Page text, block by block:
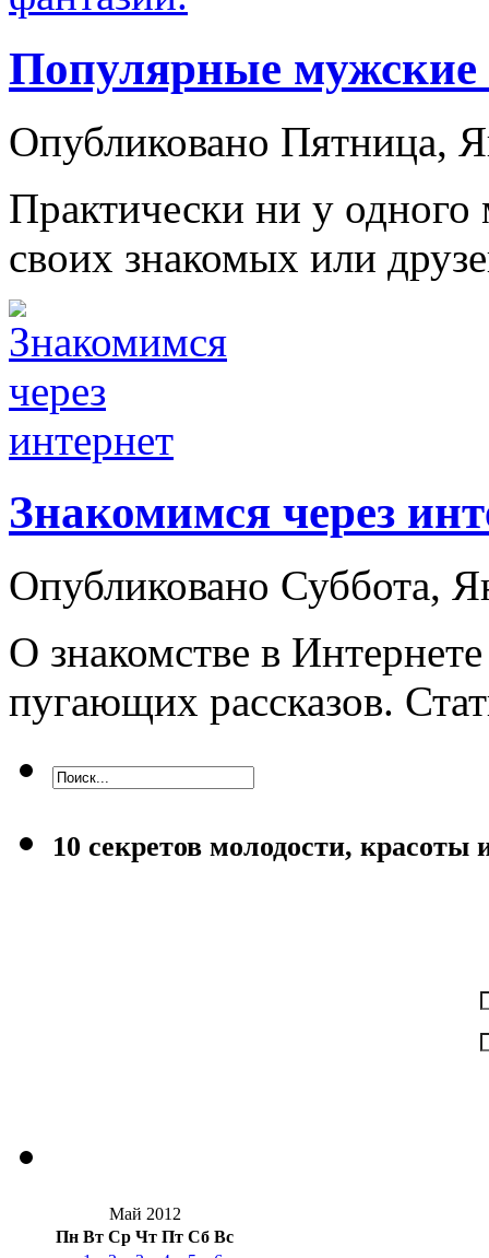
Популярные мужские
Опубликовано Пятница,
Практически ни у
своих знакомых или
Знакомимся через
Опубликовано Суббота,
О знакомстве в
пугающих рассказов.
10 секретов молодости,
Май 2012
Пн Вт Ср Чт Пт Сб Вс